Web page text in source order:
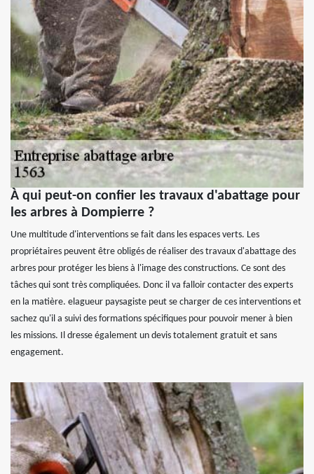
À qui peut-on confier les travaux d'abattage pour
les arbres à Dompierre ?
Une multitude d'interventions se fait dans les espaces verts. Les
propriétaires peuvent être obligés de réaliser des travaux d'abattage des
arbres pour protéger les biens à l'image des constructions. Ce sont des
tâches qui sont très compliquées. Donc il va falloir contacter des experts
en la matière. elagueur paysagiste peut se charger de ces interventions et
sachez qu'il a suivi des formations spécifiques pour pouvoir mener à bien
les missions. Il dresse également un devis totalement gratuit et sans
engagement.